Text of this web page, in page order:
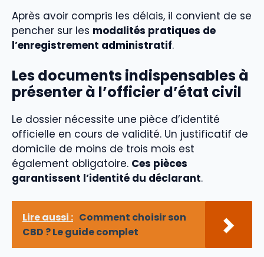
Après avoir compris les délais, il convient de se
pencher sur les modalités pratiques de
l’enregistrement administratif.
Les documents indispensables à
présenter à l’officier d’état civil
Le dossier nécessite une pièce d’identité
officielle en cours de validité. Un justificatif de
domicile de moins de trois mois est
également obligatoire. Ces pièces
garantissent l’identité du déclarant.
Lire aussi : Comment choisir son
CBD ? Le guide complet